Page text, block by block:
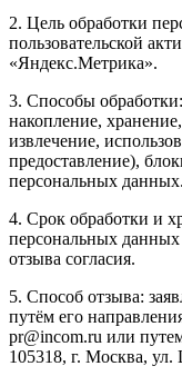
2. Цель обработки
пользовательской
«Яндекс.Метрика».
3. Способы
накопление,
извлечение,
предоставление),
персональных данных.
4. Срок обработки и
персональных
отзыва согласия.
5. Способ отзыва:
путём его
pr@incom.ru или
105318, г. Москва, ул.